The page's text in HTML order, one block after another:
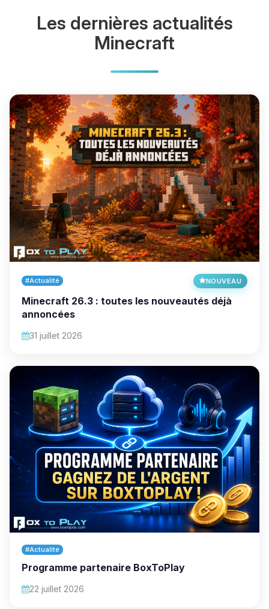
Les dernières actualités
Minecraft
#Actualité NOUVEAU
Minecraft 26.3 : toutes les nouveautés déjà
annoncées
31 juillet 2026
#Actualité
Programme partenaire BoxToPlay
22 juillet 2026